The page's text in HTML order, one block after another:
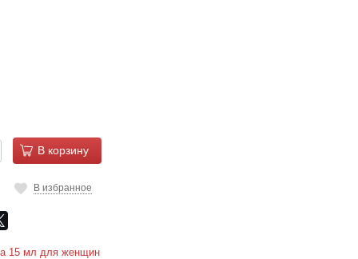
В корзину
В избранное
15 мл для женщин